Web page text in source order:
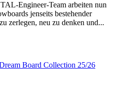
Engineer-Team arbeiten nun
jenseits bestehender
zerlegen, neu zu denken und...
Board Collection 25/26